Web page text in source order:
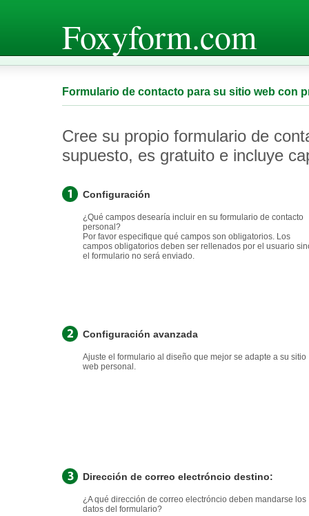
Foxyform.com
Formulario de contacto para su sitio web con
Cree su propio formulario de
supuesto, es gratuito e incluye
Configuración
¿Qué campos desearía incluir en su formulario de contacto
personal?
Por favor especifique qué campos son obligatorios. Los
campos obligatorios deben ser rellenados por el usuario
el formulario no será enviado.
Configuración avanzada
Ajuste el formulario al diseño que mejor se adapte a su sitio
web personal.
Dirección de correo electróncio destino:
¿A qué dirección de correo electróncio deben mandarse los
datos del formulario?